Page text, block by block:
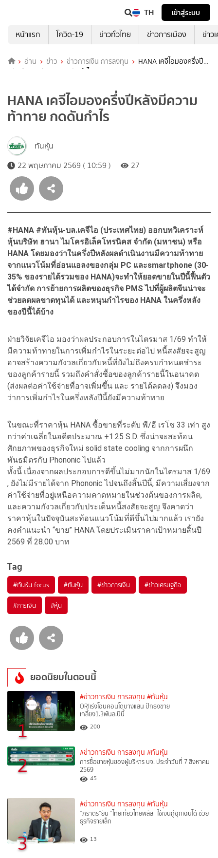
TH
เข้าสู่ระบบ
หน้าแรก
โควิด-19 ข่าวทั่วไทย ข่าวการเมือง ข่าว
อ่าน ข่าว ข่าวการเงิน การลงทุน
HANA เคจีไอมองครึ่งปี
หลังมีความท้าทาย กดดันกำไร
HANA เคจีไอมองครึ่งปีหลังมีความ
ท้าทาย กดดันกำไร
ทันหุ้น
22 พฤษภาคม 2569 ( 10:59 )
27
#HANA #ทันหุ้น-บล.เคจีไอ (ประเทศไทย) ออกบทวิเคราะห์
หุ้นบริษัท ฮานา ไมโครอิเล็คโทรนิคส จำกัด (มหาชน) หรือ
HANA โดยมองว่าในครึ่งปีหลังผลดำเนินงานมีความท้าทาย
จากแนวโน้มที่อ่อนแอลงของกลุ่ม PC และsmartphone (30-
35% ของรายได้รวมของ HANA)จะทำให้ยอดขายในปีนี้ฟื้นตัว
ได้จำกัด การย้ายการผลิตของธุรกิจ PMS ไปที่ผู้ผลิตจีนน่าจะ
ช่วยลดผลขาดทุนได้ และหนุนกำไรของ HANA ในครึ่งหลัง
ของปีนี้ได้บ้าง
ฝ่ายวิจัยเคจีไอ มองว่าผลประกอบการในไตรมาส 1/69 ทำให้
มีความท้าทายในการเพิ่มกำไรในระยะต่อไป หนี้สงสัยจะสูญ
อาจสร้างความกังวลเกี่ยวกับหนี้ที่ยังไม่ถึงครบกำหนดชำระ
ของลูกค้ารายนี้ รวมถึงคำสั่งซื้อของลูกค้ารายนี้ในอนาคต
(ส่งผลต่อค่าใช้จ่ายที่อาจเพิ่มขึ้น และ รายได้ลดลง) จึงมอง
ว่าการเพิ่มกำไรในครึ่งหลังปีนี้ยังมีความท้าทาย
ในขณะที่ราคาหุ้น HANA ซื้อขายที่ระดับ พี/อี เรโช 33 เท่า สูง
กว่าค่าเฉลี่ยในอดีตประมาณ +1.25 S.D. ซึ่งน่าจะสะท้อน
ศักยภาพของธุรกิจใหม่ solid state cooling จากการผนึก
พันธมิตรกับ Phononic ไปแล้ว
ทั้งนี้ เนื่องจากผลประกอบการดีขึ้นไม่มากนักในไตรมาส 1/69
, ยังไม่มีรายได้จาก Phononic ไปจนถึงสิ้นปีนี้, มีความเสี่ยงจาก
ค่าใช้จ่ายที่อยู่เหนือความคาดหมายในช่วงต้นของการผลิต,
และความกังวลเกี่ยวกับประเด็นหนี้สงสัยจะสูญ จึงคาดว่า
ราคาหุ้นในปัจจุบันสะท้อนแนวโน้มที่ดีขึ้นไปมากแล้ว เรายัง
คงคำแนะนำ “ขาย” HANA โดยประเมินราคาเป้าหมายสิ้นปี
2569 ที่ 28.00 บาท
Tag
#ทันหุ้น focus #ทันหุ้น #ข่าวการเงิน #ข่าวเศรษฐกิจ
#การเงิน #หุ้น
ยอดนิยมในตอนนี้
1
#ข่าวการเงิน การลงทุน #ทันหุ้น
ORIเร่งโอนคอนโดบางแสน ปักธงขาย
เกลี้ยง1.3พันล.ปีนี้
200
2 #ข่าวการเงิน การลงทุน #ทันหุ้น
การซื้อขายหุ้นของผู้บริหาร บจ. ประจำวันที่ 7 สิงหาคม
2569
45
3
#ข่าวการเงิน การลงทุน #ทันหุ้น
“ภราดร”ยัน “ไทยเที่ยวไทยพลัส” ใช้เงินกู้ฉุกเฉินได้ ช่วย
ธุรกิจรายเล็ก
13